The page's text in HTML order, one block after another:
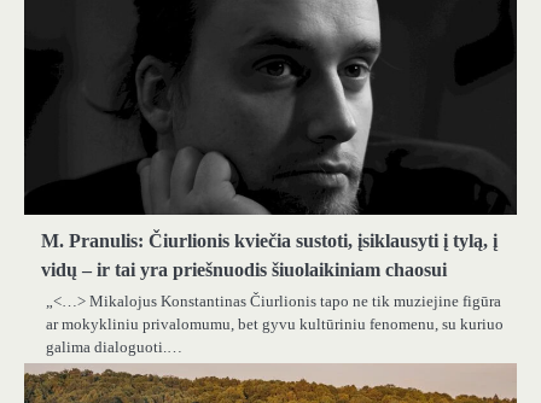
M. Pranulis: Čiurlionis kviečia sustoti, įsiklausyti į tylą, į
vidų – ir tai yra priešnuodis šiuolaikiniam chaosui
„<…> Mikalojus Konstantinas Čiurlionis tapo ne tik muziejine figūra
ar mokykliniu privalomumu, bet gyvu kultūriniu fenomenu, su kuriuo
galima dialoguoti.…